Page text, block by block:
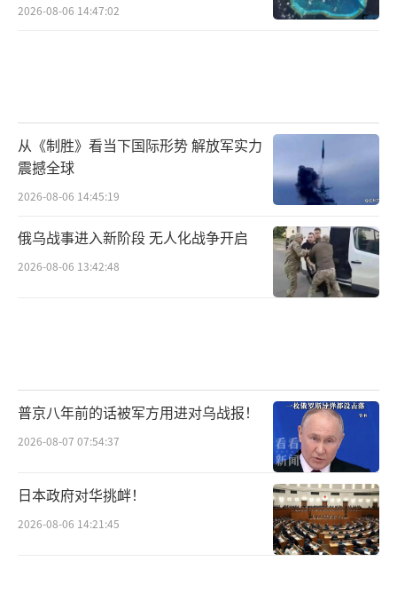
2026-08-06 14:47:02
从《制胜》看当下国际形势 解放军实力
震撼全球
2026-08-06 14:45:19
俄乌战事进入新阶段 无人化战争开启
2026-08-06 13:42:48
普京八年前的话被军方用进对乌战报！
2026-08-07 07:54:37
日本政府对华挑衅！
2026-08-06 14:21:45